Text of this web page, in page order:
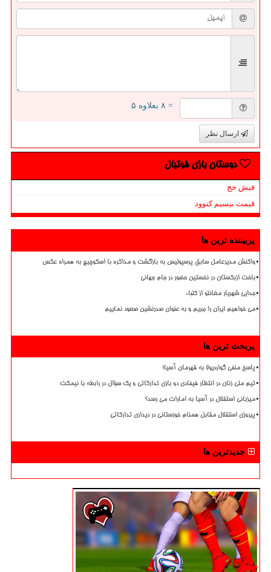
= ۸ بعلاوه ۵
ارسال نظر
دوستان بازی فوتبال
فیش حج
قیمت بیسیم کنوود
پربیننده ترین ها
واکنش مدیرعامل سابق پرسپولیس به بازگشت و مذاکره با اسکوچیچ به همراه عکس
باخت ازبکستان در نخستین حضور در جام جهانی
جدایی شهریار مغانلو از کلباء
می خواهیم ایران را ببریم و به عنوان صدرنشین صعود نماییم
پربحث ترین ها
پاسخ منفی گواردیولا به قهرمان آسیا!
تیم ملی زنان در انتظار فیفادی دو بازی تدارکاتی و یک سؤال در رابطه با نیمکت
میزبانی استقلال در آسیا به امارات می رسد؟
پیروزی استقلال مقابل همنام خوزستانی در دیداری تدارکاتی
جدیدترین ها